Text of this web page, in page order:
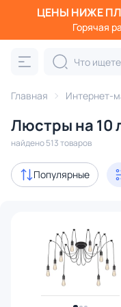
ЦЕНЫ НИЖЕ
Горячая
Главная Интернет-
Люстры на 10
найдено 513 товаров
Популярные
Категория:
подвесные
Акции 81
Дизайнерский свет
В наличии 395